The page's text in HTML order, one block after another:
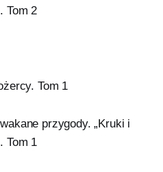
2
Tom 1
przygody. „Kruki i
Tom 1